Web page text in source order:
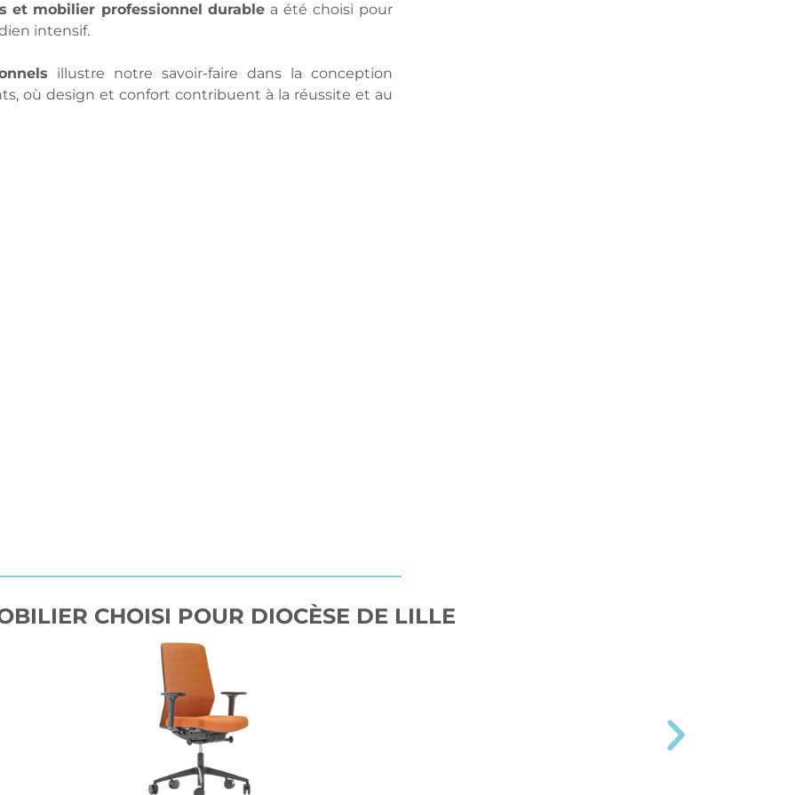
et mobilier professionnel durable a été choisi pour
intensif.
illustre notre savoir-faire dans la conception
où design et confort contribuent à la réussite et au
CHOISI POUR DIOCÈSE DE LILLE